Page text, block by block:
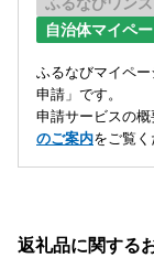
自治体マイペ
ふるなびマイペ
申請」です。
申請サービスの概
のご案内をご覧く
返礼品に関する